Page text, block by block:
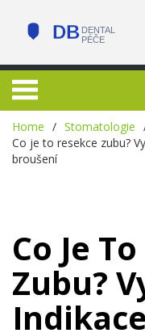
Home
Stomatologie
Co je to resekce zubu?
broušení
Co Je
Zubu?